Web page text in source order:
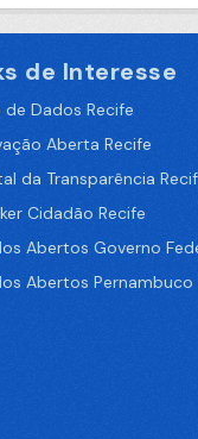
de Interesse
de Dados Recife
Aberta Recife
da Transparência
Cidadão Recife
Abertos Governo
Abertos Pernambuco